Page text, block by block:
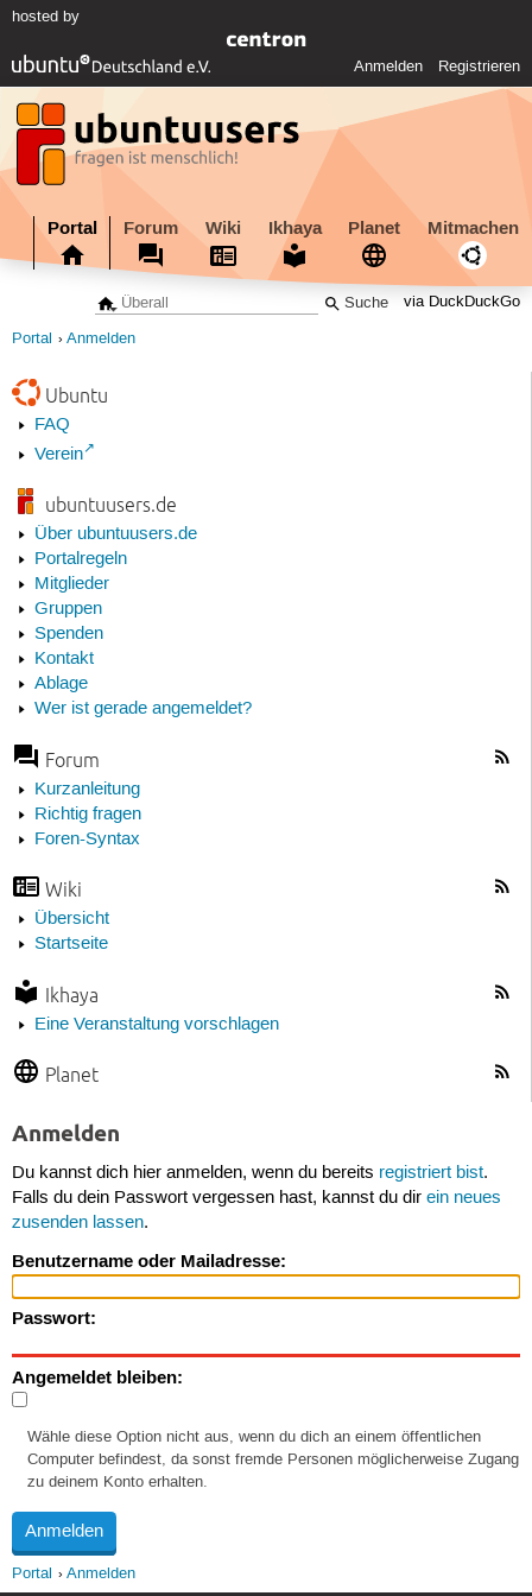
hosted by
Anmelden Registrieren
Portal Forum Wiki Ikhaya Planet Mitmachen
via DuckDuckGo
Portal Anmelden
Ubuntu
FAQ
Verein
ubuntuusers.de
Über ubuntuusers.de
Portalregeln
Mitglieder
Gruppen
Spenden
Kontakt
Ablage
Wer ist gerade angemeldet?
Forum
Kurzanleitung
Richtig fragen
Foren-Syntax
Wiki
Übersicht
Startseite
Ikhaya
Eine Veranstaltung vorschlagen
Planet
Anmelden
Du kannst dich hier anmelden, wenn du bereits registriert bist.
Falls du dein Passwort vergessen hast, kannst du dir ein neues
zusenden lassen.
Benutzername oder Mailadresse:
Passwort:
Angemeldet bleiben:
Wähle diese Option nicht aus, wenn du dich an einem öffentlichen
Computer befindest, da sonst fremde Personen möglicherweise Zugang
zu deinem Konto erhalten.
Portal Anmelden